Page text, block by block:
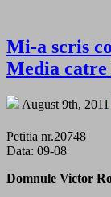
Mi-a scris
Media
August 9th, 2011
Petitia nr.20748
Data: 09-08
Domnule Victor